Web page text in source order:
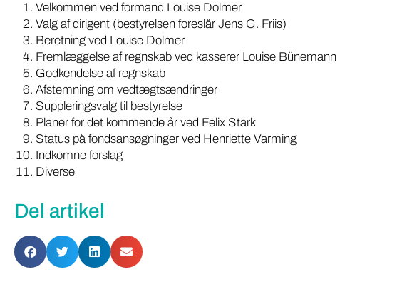
Velkommen ved formand Louise Dolmer
Valg af dirigent (bestyrelsen foreslår Jens G. Friis)
Beretning ved Louise Dolmer
Fremlæggelse af regnskab ved kasserer Louise Bünemann
Godkendelse af regnskab
Afstemning om vedtægtsændringer
Suppleringsvalg til bestyrelse
Planer for det kommende år ved Felix Stark
Status på fondsansøgninger ved Henriette Varming
Indkomne forslag
Diverse
Del artikel